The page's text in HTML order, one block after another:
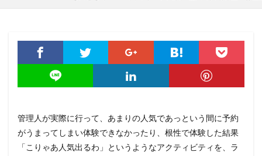
管理人が実際に行って、あまりの人気であっという間に予約
がうまってしまい体験できなかったり、根性で体験した結果
「こりゃあ人気出るわ」というようなアクティビティを、ラ